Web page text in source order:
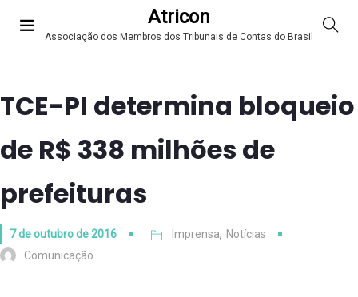
Atricon
Associação dos Membros dos Tribunais de Contas do Brasil
TCE-PI determina bloqueio
de R$ 338 milhões de
prefeituras
7 de outubro de 2016 Imprensa, Notícias
Comunicação